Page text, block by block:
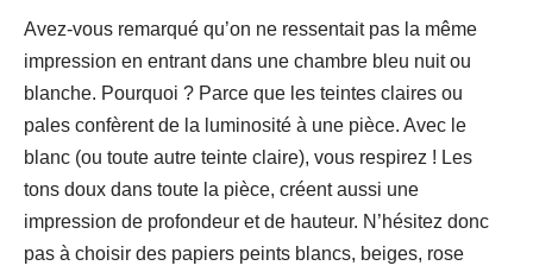
Avez-vous remarqué qu’on ne ressentait pas la même
impression en entrant dans une chambre bleu nuit ou
blanche. Pourquoi ? Parce que les teintes claires ou
pales confèrent de la luminosité à une pièce. Avec le
blanc (ou toute autre teinte claire), vous respirez ! Les
tons doux dans toute la pièce, créent aussi une
impression de profondeur et de hauteur. N’hésitez donc
pas à choisir des papiers peints blancs, beiges, rose